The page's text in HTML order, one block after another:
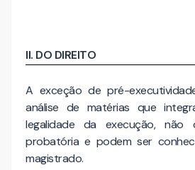
II. DO DIREITO
A exceção de pré-
análise de matérias que
legalidade da execução, não
probatória e podem ser
magistrado.